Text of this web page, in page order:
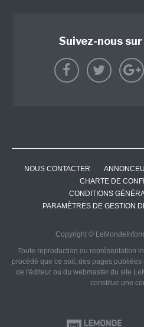
Suivez-nous
NOUS CONTACTER
CHARTE DE
CONDITIONS
PARAMÈTRES DE GESTION
Copyright ©
Toute reproduction ou représentation
procédé que ce soit, des pages
de l'éditeur ou du webmaster du site
constitue une